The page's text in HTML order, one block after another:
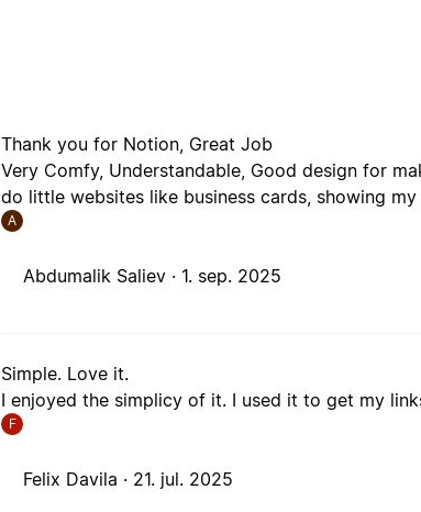
Thank you for Notion, Great Job
Very Comfy, Understandable, Good design for
do little websites like business cards, showing
A
Abdumalik Saliev · 1. sep. 2025
Simple. Love it.
I enjoyed the simplicy of it. I used it to get my
F
Felix Davila · 21. jul. 2025